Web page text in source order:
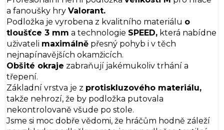
a fanoušky hry Valorant.
Podložka je vyrobena z kvalitního materiálu o
tloušťce 3 mm a technologie SPEED, která nabídne
uživateli maximálně přesný pohyb i v těch
nejnapínavějších okamžicích.
Obšité okraje zabraňují jakémukoliv trhání a
třepení.
Základní vrstva je z protiskluzového materiálu,
takže nehrozí, že by podložka putovala
nekontrolovaně všude po stole.
Jsme si moc dobře vědomi, že hráčům hodně záleží